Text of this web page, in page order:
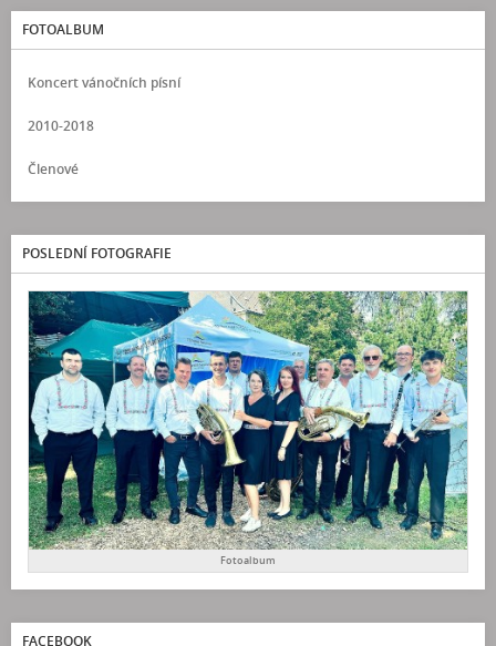
FOTOALBUM
Koncert vánočních písní
2010-2018
Členové
POSLEDNÍ FOTOGRAFIE
Fotoalbum
FACEBOOK